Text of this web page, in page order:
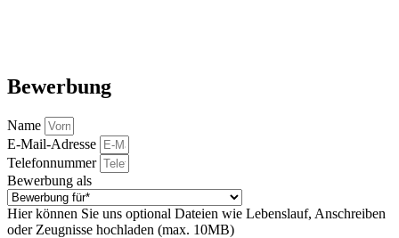
Bewerbung
Name
E-Mail-Adresse
Telefonnummer
Bewerbung als
Hier können Sie uns optional Dateien wie Lebenslauf, Anschreiben
oder Zeugnisse hochladen (max. 10MB)